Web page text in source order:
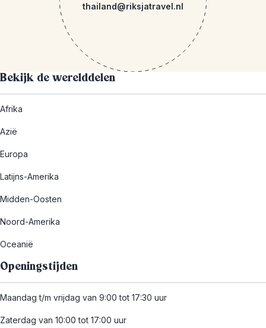
thailand@riksjatravel.nl
Bekijk de werelddelen
Afrika
Azië
Europa
Latijns-Amerika
Midden-Oosten
Noord-Amerika
Oceanië
Openingstijden
Maandag t/m vrijdag van 9:00 tot 17:30 uur
Zaterdag van 10:00 tot 17:00 uur